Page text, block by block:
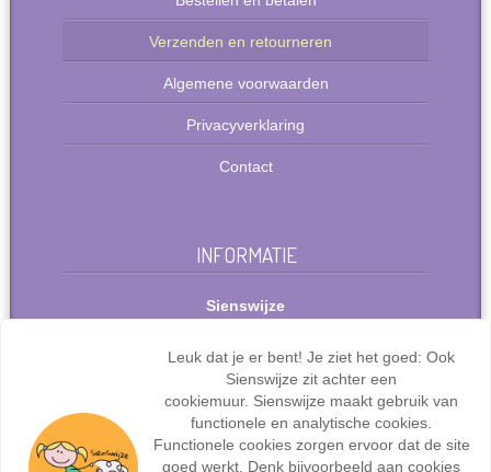
Verzenden en retourneren
Algemene voorwaarden
Privacyverklaring
Contact
INFORMATIE
Sienswijze
2711 PP Zoetermeer
Nederland
Tel: +31(0)627072095
info@sienswijze.nl
KvK-nr.: 67667317
Leuk dat je er bent! Je ziet het goed: Ook
Sienswijze zit achter een
cookiemuur. Sienswijze maakt gebruik van
functionele en analytische cookies.
Functionele cookies zorgen ervoor dat de site
goed werkt. Denk bijvoorbeeld aan cookies